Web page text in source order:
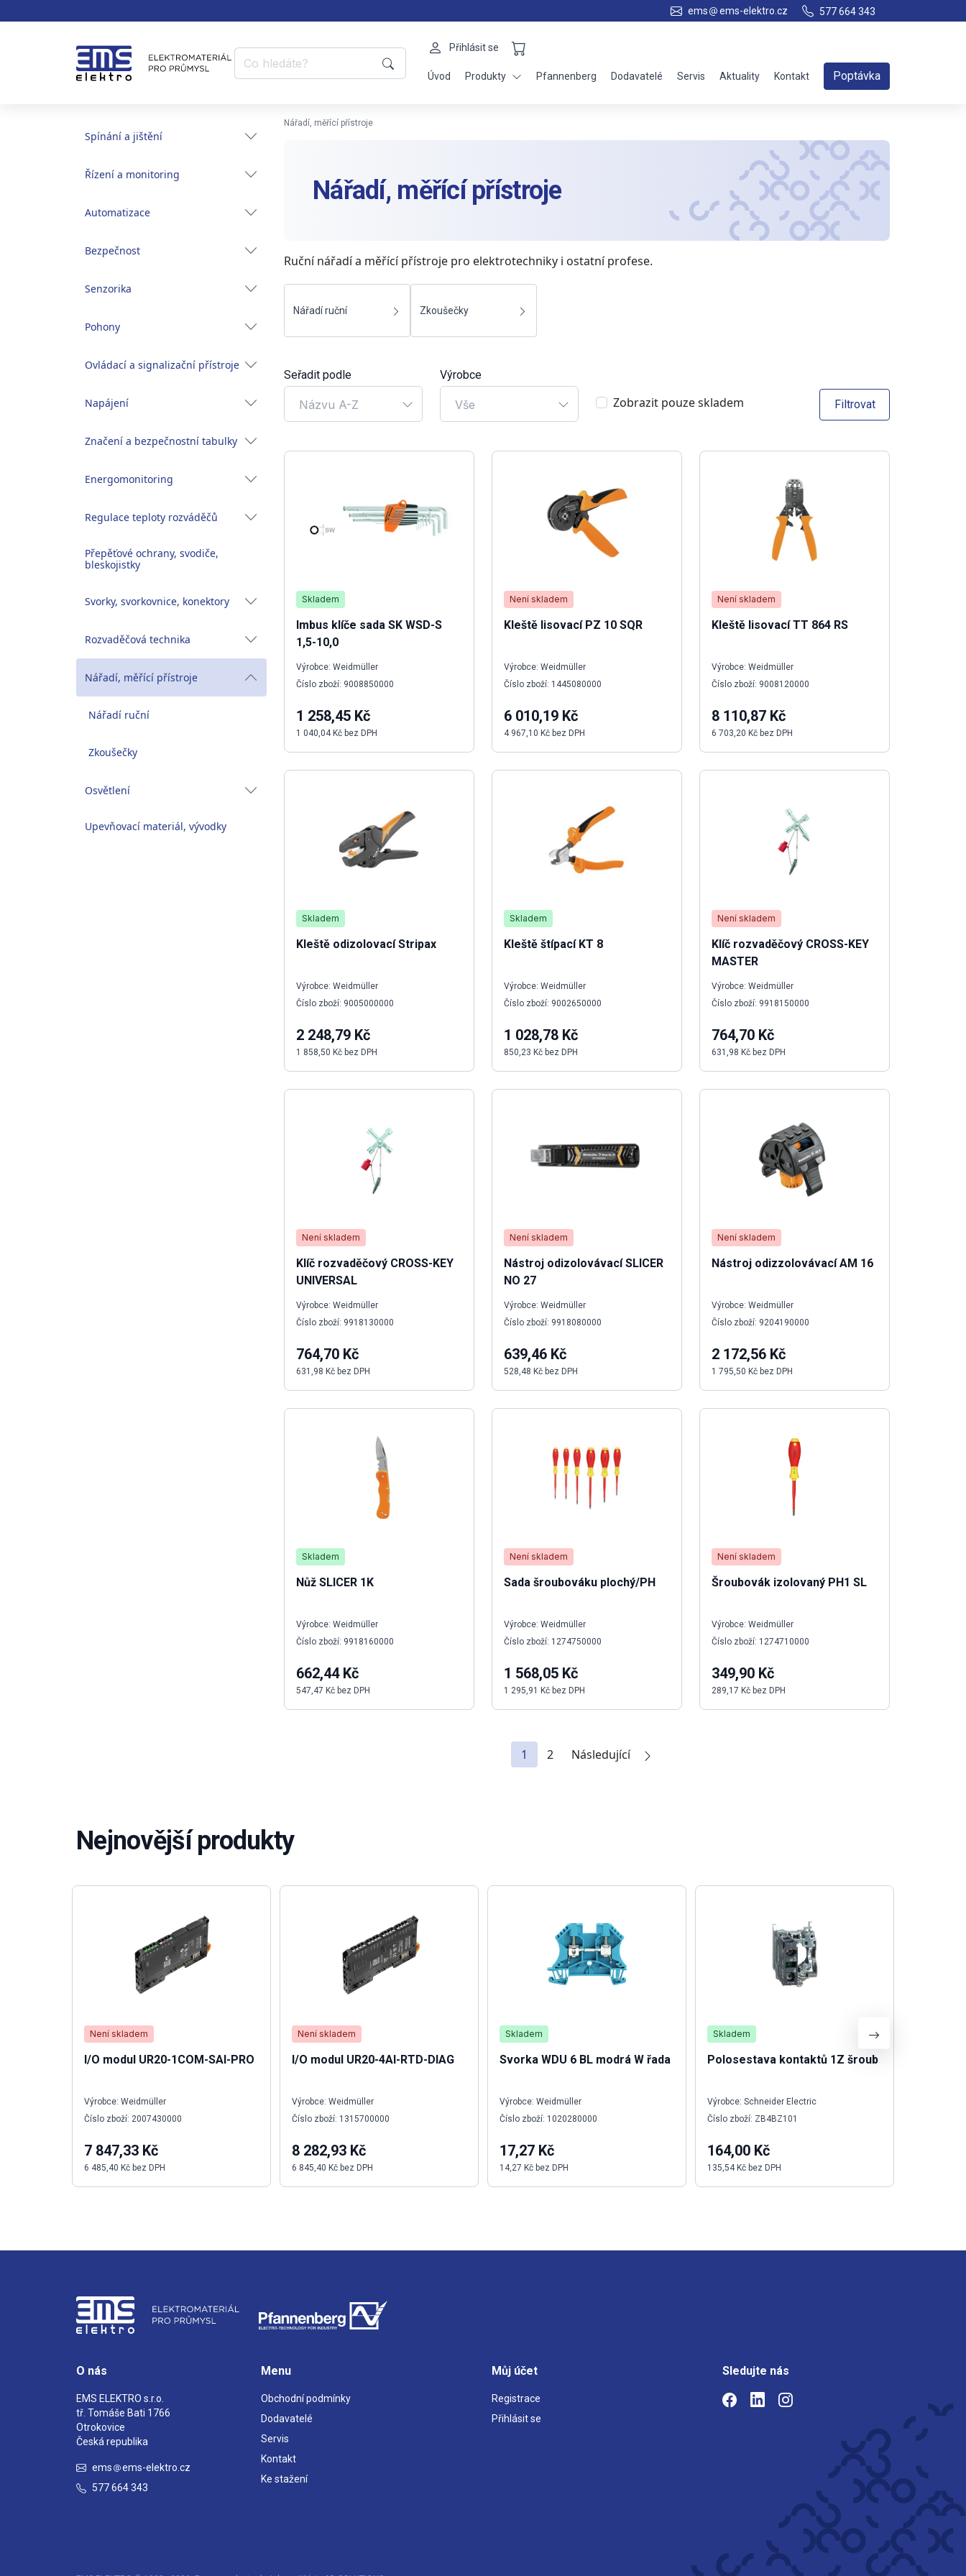
ems ems-elektro.cz 577 664 343
Přihlásit se
Úvod Produkty Pfannenberg Dodavatelé Servis Aktuality Kontakt Poptávka
Spínání a jištění
Řízení a monitoring
Automatizace
Bezpečnost
Senzorika
Pohony
Ovládací a signalizační přístroje
Napájení
Značení a bezpečnostní tabulky
Energomonitoring
Regulace teploty rozváděčů
Přepěťové ochrany, svodiče,
bleskojistky
Svorky, svorkovnice, konektory
Rozvaděčová technika
Nářadí, měřící přístroje
Nářadí ruční
Zkoušečky
Osvětlení
Upevňovací materiál, vývodky
Nářadí, měřící přístroje
Nářadí, měřící přístroje
Ruční nářadí a měřící přístroje pro elektrotechniky i ostatní profese.
Nářadí ruční Zkoušečky
Seřadit podle
Názvu A-Z
Výrobce
Vše Zobrazit pouze skladem Filtrovat
Skladem
Imbus klíče sada SK WSD-S
1,5-10,0
Výrobce: Weidmüller
Číslo zboží: 9008850000
1 258,45 Kč
1 040,04 Kč bez DPH
Není skladem
Kleště lisovací PZ 10 SQR
Výrobce: Weidmüller
Číslo zboží: 1445080000
6 010,19 Kč
4 967,10 Kč bez DPH
Není skladem
Kleště lisovací TT 864 RS
Výrobce: Weidmüller
Číslo zboží: 9008120000
8 110,87 Kč
6 703,20 Kč bez DPH
Skladem
Kleště odizolovací Stripax
Výrobce: Weidmüller
Číslo zboží: 9005000000
2 248,79 Kč
1 858,50 Kč bez DPH
Skladem
Kleště štípací KT 8
Výrobce: Weidmüller
Číslo zboží: 9002650000
1 028,78 Kč
850,23 Kč bez DPH
Není skladem
Klíč rozvaděčový CROSS-KEY
MASTER
Výrobce: Weidmüller
Číslo zboží: 9918150000
764,70 Kč
631,98 Kč bez DPH
Není skladem
Klíč rozvaděčový CROSS-KEY
UNIVERSAL
Výrobce: Weidmüller
Číslo zboží: 9918130000
764,70 Kč
631,98 Kč bez DPH
Není skladem
Nástroj odizolovávací SLICER
NO 27
Výrobce: Weidmüller
Číslo zboží: 9918080000
639,46 Kč
528,48 Kč bez DPH
Není skladem
Nástroj odizzolovávací AM 16
Výrobce: Weidmüller
Číslo zboží: 9204190000
2 172,56 Kč
1 795,50 Kč bez DPH
Skladem
Nůž SLICER 1K
Výrobce: Weidmüller
Číslo zboží: 9918160000
662,44 Kč
547,47 Kč bez DPH
Není skladem
Sada šroubováku plochý/PH
Výrobce: Weidmüller
Číslo zboží: 1274750000
1 568,05 Kč
1 295,91 Kč bez DPH
Není skladem
Šroubovák izolovaný PH1 SL
Výrobce: Weidmüller
Číslo zboží: 1274710000
349,90 Kč
289,17 Kč bez DPH
1 2 Následující
Nejnovější produkty
Není skladem
I/O modul UR20-1COM-SAI-PRO
Výrobce: Weidmüller
Číslo zboží: 2007430000
7 847,33 Kč
6 485,40 Kč bez DPH
Není skladem
I/O modul UR20-4AI-RTD-DIAG
Výrobce: Weidmüller
Číslo zboží: 1315700000
8 282,93 Kč
6 845,40 Kč bez DPH
Skladem
Svorka WDU 6 BL modrá W řada
Výrobce: Weidmüller
Číslo zboží: 1020280000
17,27 Kč
14,27 Kč bez DPH
Skladem
Polosestava kontaktů 1Z šroub
Výrobce: Schneider Electric
Číslo zboží: ZB4BZ101
164,00 Kč
135,54 Kč bez DPH
O nás
EMS ELEKTRO s.r.o.
tř. Tomáše Bati 1766
Otrokovice
Česká republika
ems
ems-elektro.cz
577 664 343
Menu
Obchodní podmínky
Dodavatelé
Servis
Kontakt
Ke stažení
Můj účet
Registrace
Přihlásit se
Sledujte nás